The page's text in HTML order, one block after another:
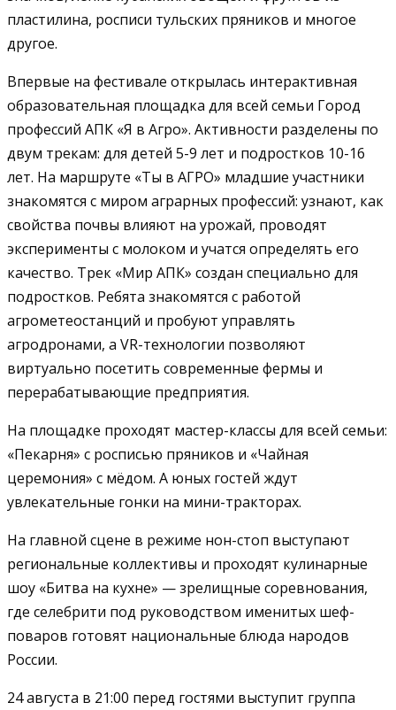
пластилина, росписи тульских пряников и многое
другое.
Впервые на фестивале открылась интерактивная
образовательная площадка для всей семьи Город
профессий АПК «Я в Агро». Активности разделены по
двум трекам: для детей 5-9 лет и подростков 10-16
лет. На маршруте «Ты в АГРО» младшие участники
знакомятся с миром аграрных профессий: узнают, как
свойства почвы влияют на урожай, проводят
эксперименты с молоком и учатся определять его
качество. Трек «Мир АПК» создан специально для
подростков. Ребята знакомятся с работой
агрометеостанций и пробуют управлять
агродронами, а VR-технологии позволяют
виртуально посетить современные фермы и
перерабатывающие предприятия.
На площадке проходят мастер-классы для всей семьи:
«Пекарня» с росписью пряников и «Чайная
церемония» с мёдом. А юных гостей ждут
увлекательные гонки на мини-тракторах.
На главной сцене в режиме нон-стоп выступают
региональные коллективы и проходят кулинарные
шоу «Битва на кухне» — зрелищные соревнования,
где селебрити под руководством именитых шеф-
поваров готовят национальные блюда народов
России.
24 августа в 21:00 перед гостями выступит группа